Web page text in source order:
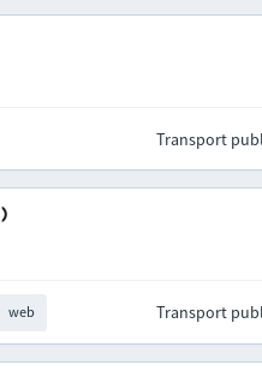
Transport
web Transport